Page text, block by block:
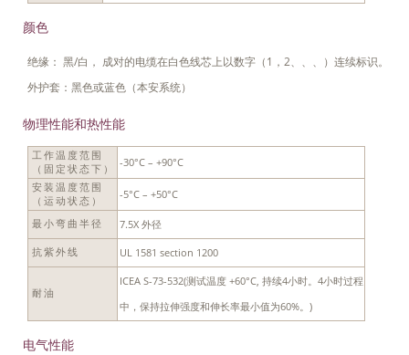
颜色
绝缘： 黑/白， 成对的电缆在白色线芯上以数字（1，2、、、）连续标识。
外护套：黑色或蓝色（本安系统）
物理性能和热性能
工作温度范围
（固定状态下）
-30°C – +90°C
安装温度范围
（运动状态）
-5°C – +50°C
最小弯曲半径 7.5X 外径
抗紫外线 UL 1581 section 1200
耐油
ICEA S-73-532(测试温度 +60°C, 持续4小时。4小时过程
中，保持拉伸强度和伸长率最小值为60%。)
电气性能